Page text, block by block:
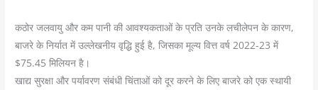
कठोर जलवायु और कम पानी की आवश्यकताओं के प्रति उनके लचीलेपन के कारण,
बाजरे के निर्यात में उल्लेखनीय वृद्धि हुई है, जिसका मूल्य वित्त वर्ष 2022-23 में
$75.45 मिलियन है।
खाद्य सुरक्षा और पर्यावरण संबंधी चिंताओं को दूर करने के लिए बाजरे को एक स्थायी